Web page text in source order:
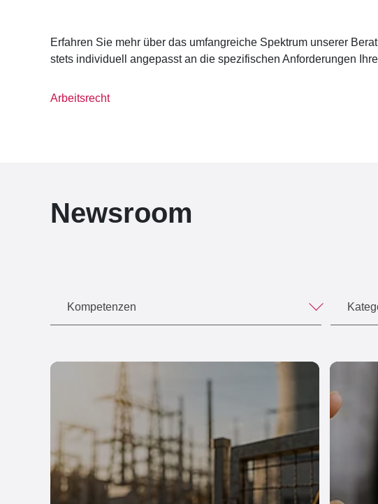
Erfahren Sie mehr über das umfangreiche Spektrum unserer
stets individuell angepasst an die spezifischen Anforderungen
Arbeitsrecht
Newsroom
Kompetenzen